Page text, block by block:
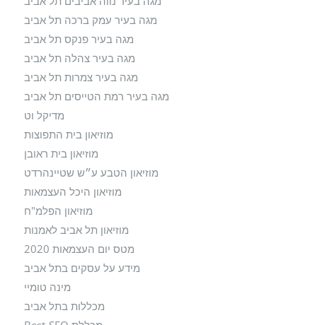
מגה בעיר עמק ברכה תל אביב
מגה בעיר פנקס תל אביב
מגה בעיר צהלה תל אביב
מגה בעיר צמרות תל אביב
מגה בעיר רמת הטייסים תל אביב
מדיקל וט
מוזיאון בית התפוצות
מוזיאון בית ראובן
מוזיאון הטבע ע״ש שטיינהרדט
מוזיאון היכל העצמאות
מוזיאון הפלמ"ח
מוזיאון תל אביב לאמנות
מטס יום העצמאות 2020
מידע על עסקים בתל אביב
מינה טומיי
מכללות בתל אביב